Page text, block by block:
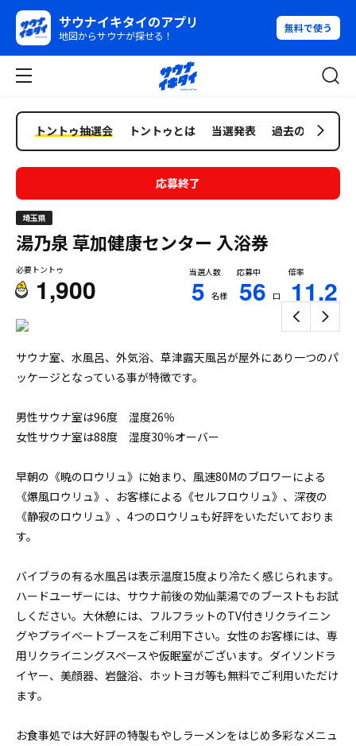
サウナイキタイのアプリ
地図からサウナが探せる！
無料で使う
トントゥ抽選会 トントゥとは 当選発表 過去の抽選会
応募終了
埼玉県
湯乃泉 草加健康センター 入浴券
必要トントゥ
1,900
当選人数
5 名様
応募中
56 口
倍率
11.2
サウナ室、水風呂、外気浴、草津露天風呂が屋外にあり一つのパ
ッケージとなっている事が特徴です。
男性サウナ室は96度 湿度26％
女性サウナ室は88度 湿度30％オーバー
早朝の《暁のロウリュ》に始まり、風速80Mのブロワーによる
《爆風ロウリュ》、お客様による《セルフロウリュ》、深夜の
《静寂のロウリュ》、4つのロウリュも好評をいただいておりま
す。
バイブラの有る水風呂は表示温度15度より冷たく感じられます。
ハードユーザーには、サウナ前後の効仙薬湯でのブーストもお試
しください。大休憩には、フルフラットのTV付きリクライニン
グやプライベートブースをご利用下さい。女性のお客様には、専
用リクライニングスペースや仮眠室がございます。ダイソンドラ
イヤー、美顔器、岩盤浴、ホットヨガ等も無料でご利用いただけ
ます。
お食事処では大好評の特製もやしラーメンをはじめ多彩なメニュ